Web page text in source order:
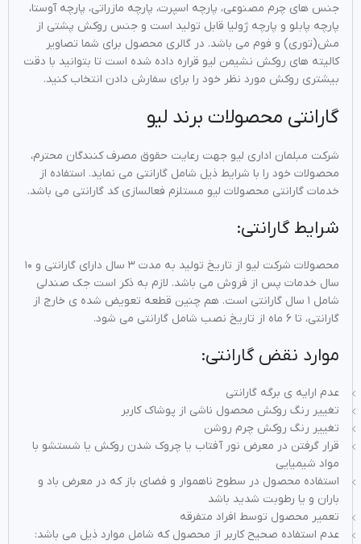
جنس های چرم مصنوعی، پارچه اسپرت، پارچه مازراتی، پارچه آوستا،
پارچه پابلو و پارچه ژولیا قابل تولید است و جنس روکش پشتی از
مش(توری) و فوم می باشد. در گالری محصول برای شما تصاویر
کالیته های روکش نشیمن لیو قراره داده شده است تا بتوانید با دقت
بیشتری روکش مورد نظر خود را برای سفارش دادن انتخاب کنید.
گارانتی محصولات برند لیو
شرکت مبلمان اداری لیو جهت رعایت حقوق مصرف کنندگان محترم،
محصولات خود را با شرایط ذیل شامل گارانتی می نماید. استفاده از
خدمات گارانتی محصولات لیو مستلزم فعالسازی کد گارانتی می باشد.
شرایط گارانتی:
محصولات شرکت لیو از تاریخ تولید به مدت ۳ سال دارای گارانتی و ۱۰
سال خدمات پس از فروش می باشد. لازم به ذکر است جک صندلی
شامل ۱ سال گارانتی است. هم چنین قطعه تعویض شده ی خارج از
گارانتی، تا ۶ ماه از تاریخ نصب شامل گارانتی می شود.
موارد نقض گارانتی:
عدم ارایه ی برگه گارانتی
تغییر رنگ روکش محصول ناشی از پوشاک کاربر
تغییر رنگ روکش چرم روشن
قرار گرفتن در معرض نور آفتاب یا چروک شدن روکش یا شستشو با
مواد شیمیایی
استفاده محصول در سطوح ناهموار و فضای باز که در معرض باد و
باران و یا رطوبت شدید باشد
تعمیر محصول توسط افراد متفرقه
عدم استفاده صحیح کاربر از محصول که شامل موارد ذیل می باشد: